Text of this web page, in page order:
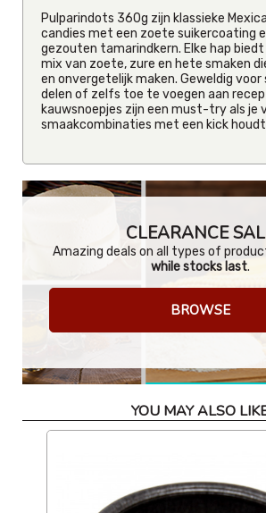
Pulparindots 360g zijn klassieke
candies met een zoete suikercoating
gezouten tamarindkern. Elke hap
mix van zoete, zure en hete smaken
en onvergetelijk maken. Geweldig voor
delen of zelfs toe te voegen aan
kauwsnoepjes zijn een must-try als je
smaakcombinaties met een kick
CLEARANCE
Amazing deals on all types of
while stocks last.
BROWSE
YOU MAY ALSO